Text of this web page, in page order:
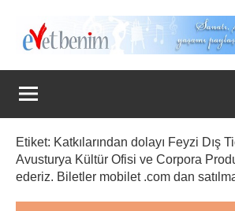
Evet
Benim
Etiket: Katkılarından dolayı Feyzi Dış
Avusturya Kültür Ofisi ve Corpora
ederiz. Biletler mobilet .com dan